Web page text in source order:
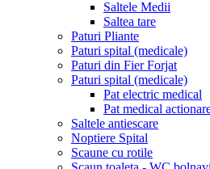
Saltele Medii
Saltea tare
Paturi Pliante
Paturi spital (medicale)
Paturi din Fier Forjat
Paturi spital (medicale)
Pat electric medical
Pat medical
Saltele antiescare
Noptiere Spital
Scaune cu rotile